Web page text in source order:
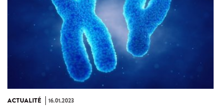
ACTUALITÉ 16.01.2023